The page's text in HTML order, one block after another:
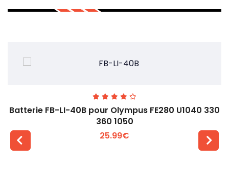
Batterie FB-LI-40B pour Olympus FE280 U1040 330
360 1050
25.99€